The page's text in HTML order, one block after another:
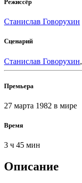
Режиссёр
Станислав Говорухин
Сценарий
Станислав Говорухин,
Премьера
27 марта 1982 в мире
Время
3 ч 45 мин
Описание